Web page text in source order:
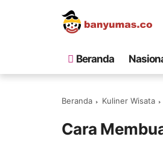
Beranda
Beranda Kuliner Wisata
Cara